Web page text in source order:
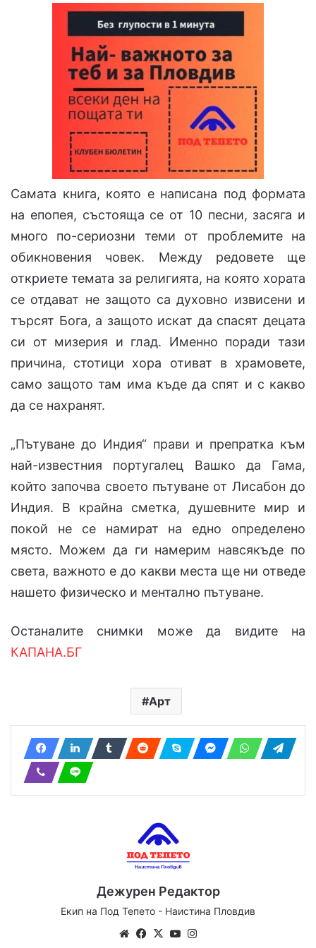
Самата книга, която е написана под формата
на епопея, състояща се от 10 песни, засяга и
много по-сериозни теми от проблемите на
обикновения човек. Между редовете ще
откриете темата за религията, на която хората
се отдават не защото са духовно извисени и
търсят Бога, а защото искат да спасят децата
си от мизерия и глад. Именно поради тази
причина, стотици хора отиват в храмовете,
само защото там има къде да спят и с какво
да се нахранят.
„Пътуване до Индия“ прави и препратка към
най-известния португалец Вашко да Гама,
който започва своето пътуване от Лисабон до
Индия. В крайна сметка, душевните мир и
покой не се намират на едно определено
място. Можем да ги намерим навсякъде по
света, важното е до какви места ще ни отведе
нашето физическо и ментално пътуване.
Останалите снимки може да видите на
КАПАНА.БГ
Арт
Дежурен Редактор
Екип на Под Тепето - Наистина Пловдив
We Fa
X
Yo